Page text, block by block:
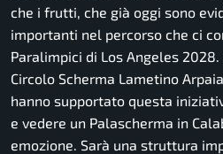
che i frutti, che già oggi sono
importanti nel percorso che ci
Paralimpici di Los Angeles
Circolo Scherma Lametino
hanno supportato questa
e vedere un Palascherma in
emozione. Sarà una struttura